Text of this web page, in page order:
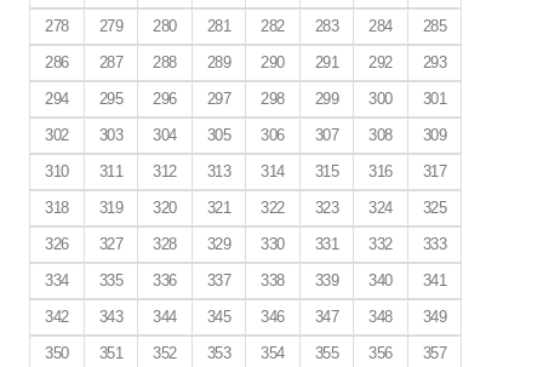
278
279 280 281 282 283 284
285
286
287 288 289 290 291 292
293
294
295 296 297 298 299 300
301
302
303 304 305 306 307 308
309
310
311 312 313 314 315 316
317
318
319 320 321 322 323 324
325
326
327 328 329 330 331 332
333
334
335 336 337 338 339 340
341
342
343 344 345 346 347 348
349
350
351 352 353 354 355 356
357